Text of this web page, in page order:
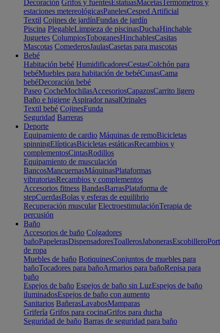
Decoración Grifos y fuentesEstatuasMacetasTermómetros y
estaciones metereológicasPanelesCesped Artificial
Textil Cojines de jardínFundas de jardín
Piscina PlegableLimpieza de piscinasDuchaHinchable
Juguetes ColumpiosToboganesHinchablesCasitas
Mascotas ComederosJaulasCasetas para mascotas
Bebé
Habitación bebé HumidificadoresCestasColchón para
bebéMuebles para habitación de bebéCunasCama
bebéDecoración bebé
Paseo CocheMochilasAccesoriosCapazosCarrito ligero
Baño e higiene Aspirador nasalOrinales
Textil bebé CojinesFunda
Seguridad Barreras
Deporte
Equipamiento de cardio Máquinas de remoBicicletas
spinningElípticasBicicletas estáticasRecambios y
complementosCintasRodillos
Equipamiento de musculación
BancosMancuernasMáquinasPlataformas
vibratoriasRecambios y complementos
Accesorios fitness BandasBarrasPlataforma de
stepCuerdasBolas y esferas de equilibrio
Recuperación muscular ElectroestimulaciónTerapia de
percusión
Baño
Accesorios de baño Colgadores
bañoPapelerasDispensadoresToallerosJabonerasEscobillero
de ropa
Muebles de baño BotiquinesConjuntos de muebles para
bañoTocadores para bañoArmarios para bañoRepisa para
baño
Espejos de baño Espejos de baño sin LuzEspejos de baño
iluminadosEspejos de baño con aumento
Sanitarios BañerasLavabosMamparas
Grifería Grifos para cocinaGrifos para ducha
Seguridad de baño Barras de seguridad para baño